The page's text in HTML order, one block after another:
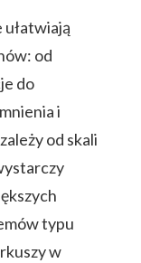
od
do
i
od skali
typu
w